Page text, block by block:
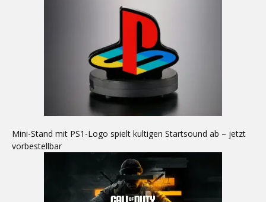
Mini-Stand mit PS1-Logo spielt kultigen Startsound ab – jetzt
vorbestellbar